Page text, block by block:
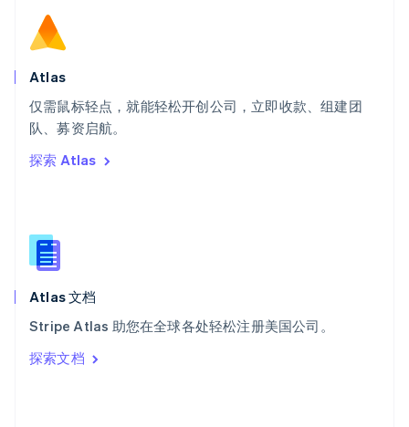
Atlas
仅需鼠标轻点，就能轻松开创公司，立即收款、组建团
队、募资启航。
探索 Atlas
Atlas 文档
Stripe Atlas 助您在全球各处轻松注册美国公司。
探索文档
English
斯洛文尼亚
泰国
ไทยEnglish
希腊
English
西班牙
新西兰
English
匈牙利
English
ItalianoEnglish
印度
English